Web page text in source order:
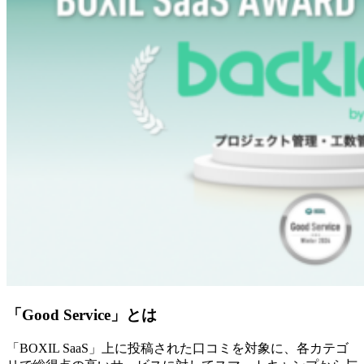
「Good Service」とは
「BOXIL SaaS」上に投稿された口コミを対象に、各カテゴ